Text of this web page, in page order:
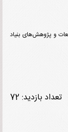
مطالعات و پژوهش‌های بنیاد
72